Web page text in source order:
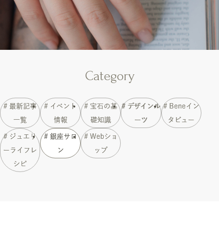
Category
# 最新記事
一覧
# イベント
情報
# 宝石の基
礎知識
# デザインル
ーツ
# Beneイン
タビュー
# ジュエリ
ーライフレ
シピ
# 銀座サロ
ン
# Webショ
ップ